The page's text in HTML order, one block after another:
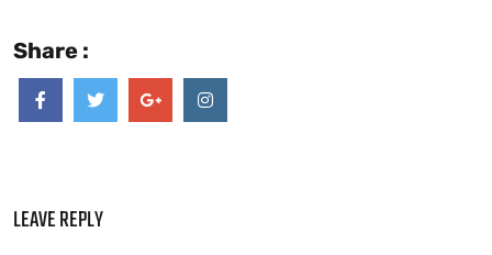
Share :
LEAVE REPLY